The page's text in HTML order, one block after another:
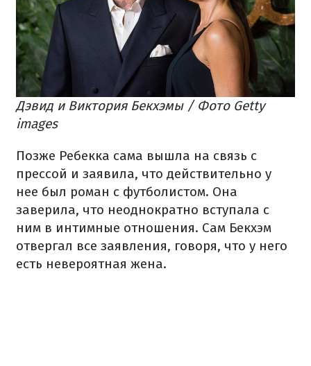
Дэвид и Виктория Бекхэмы / Фото Getty
images
Позже Ребекка сама вышла на связь с
прессой и заявила, что действительно у
нее был роман с футболистом. Она
заверила, что неоднократно вступала с
ним в интимные отношения. Сам Бекхэм
отвергал все заявления, говоря, что у него
есть невероятная жена.